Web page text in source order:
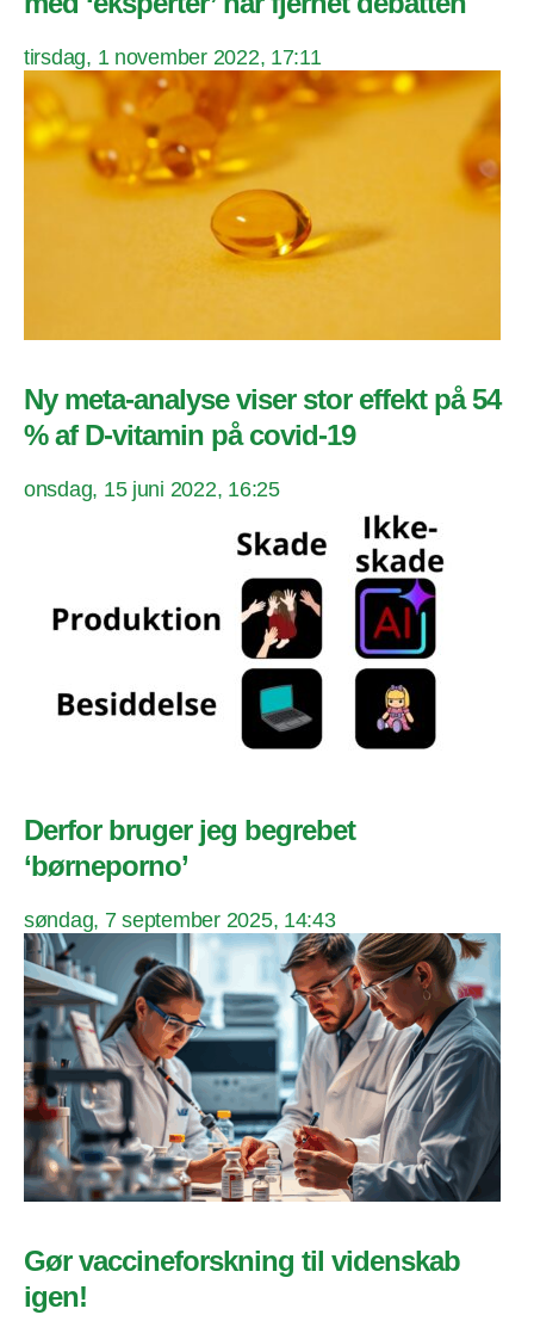
tirsdag, 1 november 2022, 17:11
Ny meta-analyse viser stor effekt på 54
% af D-vitamin på covid-19
onsdag, 15 juni 2022, 16:25
Derfor bruger jeg begrebet
‘børneporno’
søndag, 7 september 2025, 14:43
Gør vaccineforskning til videnskab
igen!